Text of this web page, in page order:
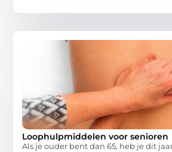
Loophulpmiddelen voor senioren
Als je ouder bent dan 65, heb je dit